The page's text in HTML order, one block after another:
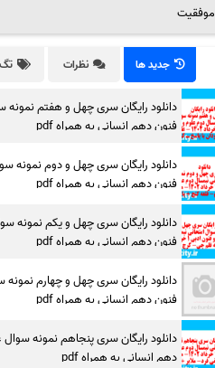
موفقیت
جدید ها نظرات
دانلود رایگان سری چهل و هفتم نمونه
فنون دهم انسانی به همراه pdf
دانلود رایگان سری چهل و دوم نمونه
فنون دهم انسانی به همراه pdf
دانلود رایگان سری چهل و یکم نمونه
فنون دهم انسانی به همراه pdf
دانلود رایگان سری چهل و چهارم
فنون دهم انسانی به همراه pdf
دانلود رایگان سری پنجاهم نمونه
دهم انسانی به همراه pdf